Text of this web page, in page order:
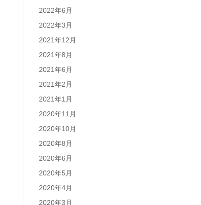
2022年6月
2022年3月
2021年12月
2021年8月
2021年6月
2021年2月
2021年1月
2020年11月
2020年10月
2020年8月
2020年6月
2020年5月
2020年4月
2020年3月